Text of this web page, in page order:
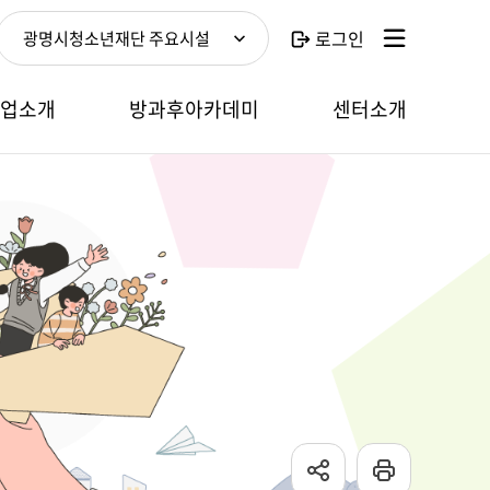
소개 방과후아카데미 센터소개
광명시청소년재단 주요시설 로그인